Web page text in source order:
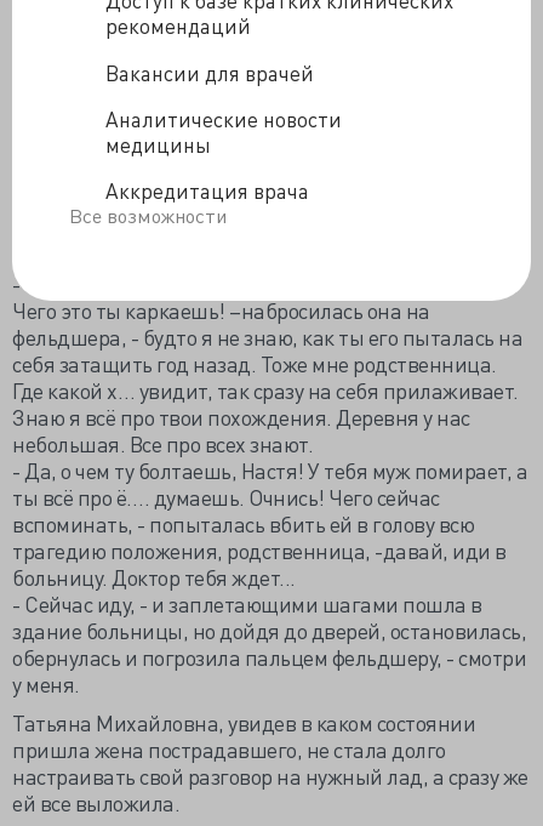
рекомендаций
Вакансии для врачей
Аналитические новости
медицины
Аккредитация врача
Все возможности
бутылки из-под спиртного. Сама же жена
фельдшера, устремилась к ней.
- Ну, что, вылечили моего муженька, когда можно
будет забирать его домой?
- Тебя, доктор просит зайти, хочет с тобой
переговорить, - сказала фельдшер, - да ты Настя, хоть
не пей больше. Муж-то твой совсем плохой. Травма у
- Ничего. Он у меня мужик крепкий, выкарабкается.
Чего это ты каркаешь! –набросилась она на
фельдшера, - будто я не знаю, как ты его пыталась на
себя затащить год назад. Тоже мне родственница.
Где какой х… увидит, так сразу на себя прилаживает.
Знаю я всё про твои похождения. Деревня у нас
небольшая. Все про всех знают.
- Да, о чем ту болтаешь, Настя! У тебя муж помирает, а
ты всё про ё…. думаешь. Очнись! Чего сейчас
вспоминать, - попыталась вбить ей в голову всю
трагедию положения, родственница, -давай, иди в
больницу. Доктор тебя ждет...
- Сейчас иду, - и заплетающими шагами пошла в
здание больницы, но дойдя до дверей, остановилась,
обернулась и погрозила пальцем фельдшеру, - смотри
у меня.
Татьяна Михайловна, увидев в каком состоянии
пришла жена пострадавшего, не стала долго
настраивать свой разговор на нужный лад, а сразу же
ей все выложила.